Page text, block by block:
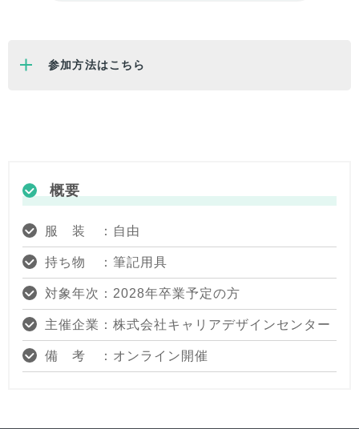
参加方法はこちら
概要
服 装 ：自由
持ち物 ：筆記用具
対象年次：2028年卒業予定の方
主催企業：株式会社キャリアデザインセンター
備 考 ：オンライン開催